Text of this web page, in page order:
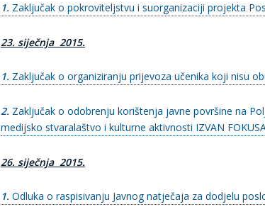
1. Zaključak o pokroviteljstvu i suorganizaciji projekta
23. siječnja 2015.
1. Zaključak o organiziranju prijevoza učenika koji nisu
2. Zaključak o odobrenju korištenja javne površine na
medijsko stvaralaštvo i kulturne aktivnosti IZVAN
26. siječnja 2015.
1. Odluka o raspisivanju Javnog natječaja za dodjelu